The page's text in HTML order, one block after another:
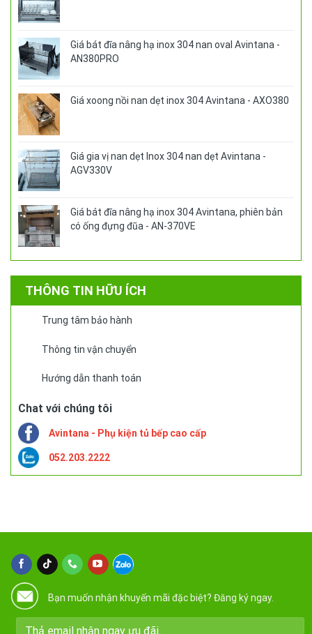
Giá bát đĩa nâng hạ inox 304 nan oval Avintana -
AN380PRO
Giá xoong nồi nan dẹt inox 304 Avintana - AXO380
Giá gia vị nan dẹt Inox 304 nan dẹt Avintana -
AGV330V
Giá bát đĩa nâng hạ inox 304 Avintana, phiên bản
có ống đựng đũa - AN-370VE
THÔNG TIN HỮU ÍCH
Trung tâm bảo hành
Thông tin vận chuyển
Hướng dẫn thanh toán
Chat với chúng tôi
Avintana - Phụ kiện tủ bếp cao cấp
052.203.2222
Bạn muốn nhận khuyến mãi đặc biệt? Đăng ký ngay.